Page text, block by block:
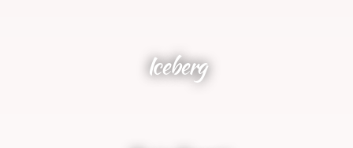
Iceberg